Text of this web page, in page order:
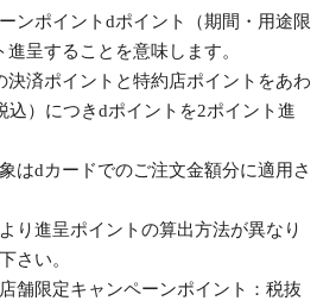
ンポイントdポイント（期間・用途限
呈することを意味します。
決済ポイントと特約店ポイントをあわ
込）につきdポイントを2ポイント進
はdカードでのご注文金額分に適用さ
り進呈ポイントの算出方法が異なり
さい。
舗限定キャンペーンポイント：税抜